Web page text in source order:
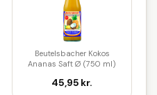
Beutelsbacher Kokos
Ananas Saft Ø (750 ml)
45,95 kr.